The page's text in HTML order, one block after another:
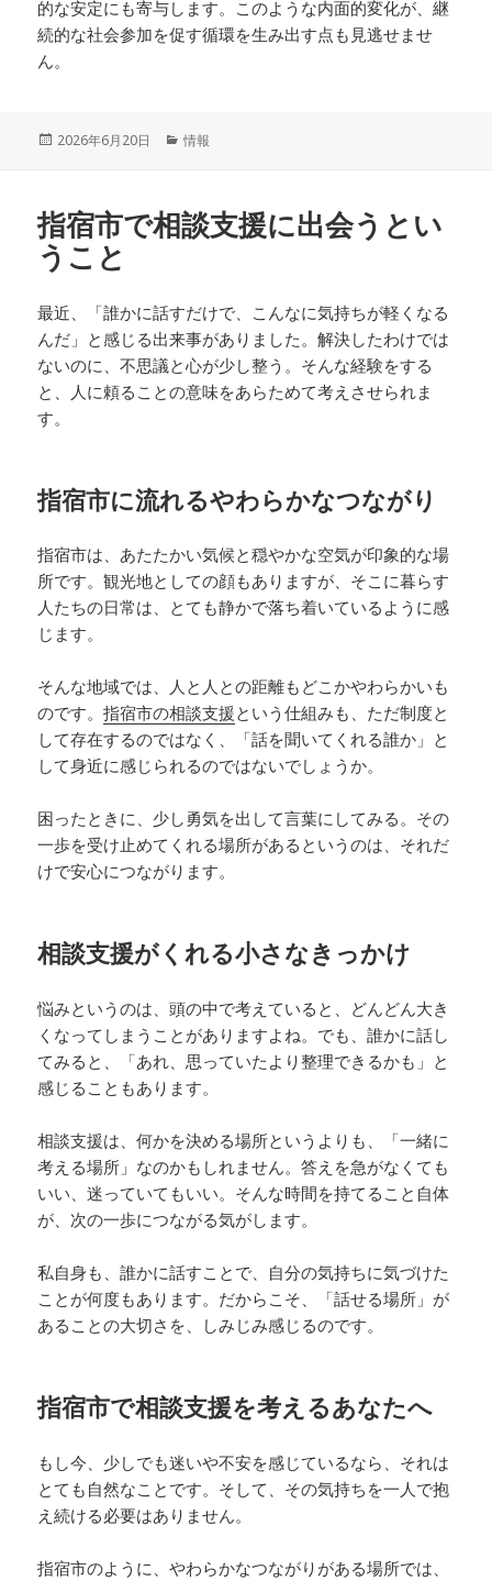
的な安定にも寄与します。このような内面的変化が、継
続的な社会参加を促す循環を生み出す点も見逃せませ
ん。
投
2026年6月20日
カ
ー
情報
指宿市で相談支援に出会うとい
うこと
最近、「誰かに話すだけで、こんなに気持ちが軽くなる
んだ」と感じる出来事がありました。解決したわけでは
ないのに、不思議と心が少し整う。そんな経験をする
と、人に頼ることの意味をあらためて考えさせられま
す。
指宿市に流れるやわらかなつながり
指宿市は、あたたかい気候と穏やかな空気が印象的な場
所です。観光地としての顔もありますが、そこに暮らす
人たちの日常は、とても静かで落ち着いているように感
じます。
そんな地域では、人と人との距離もどこかやわらかいも
のです。指宿市の相談支援という仕組みも、ただ制度と
して存在するのではなく、「話を聞いてくれる誰か」と
して身近に感じられるのではないでしょうか。
困ったときに、少し勇気を出して言葉にしてみる。その
一歩を受け止めてくれる場所があるというのは、それだ
けで安心につながります。
相談支援がくれる小さなきっかけ
悩みというのは、頭の中で考えていると、どんどん大き
くなってしまうことがありますよね。でも、誰かに話し
てみると、「あれ、思っていたより整理できるかも」と
感じることもあります。
相談支援は、何かを決める場所というよりも、「一緒に
考える場所」なのかもしれません。答えを急がなくても
いい、迷っていてもいい。そんな時間を持てること自体
が、次の一歩につながる気がします。
私自身も、誰かに話すことで、自分の気持ちに気づけた
ことが何度もあります。だからこそ、「話せる場所」が
あることの大切さを、しみじみ感じるのです。
指宿市で相談支援を考えるあなたへ
もし今、少しでも迷いや不安を感じているなら、それは
とても自然なことです。そして、その気持ちを一人で抱
え続ける必要はありません。
指宿市のように、やわらかなつながりがある場所では、